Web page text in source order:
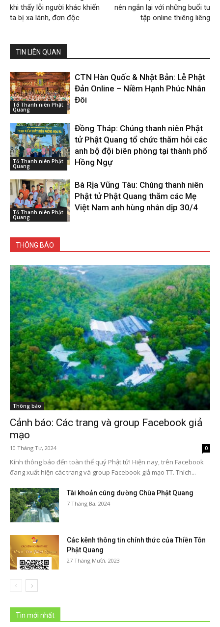
khi thấy lỗi người khác khiến
ta bị xa lánh, đơn độc
nên ngắn lại với những buổi tu
tập online thiêng liêng
TIN LIÊN QUAN
Tổ Thanh niên Phật
Quang
CTN Hàn Quốc & Nhật Bản: Lễ Phật
Đản Online – Niềm Hạnh Phúc Nhân
Đôi
Tổ Thanh niên Phật
Quang
Đồng Tháp: Chúng thanh niên Phật
tử Phật Quang tổ chức thăm hỏi các
anh bộ đội biên phòng tại thành phố
Hồng Ngự
Tổ Thanh niên Phật
Quang
Bà Rịa Vũng Tàu: Chúng thanh niên
Phật tử Phật Quang thăm các Mẹ
Việt Nam anh hùng nhân dịp 30/4
THÔNG BÁO
Thông báo
Cảnh báo: Các trang và group Facebook giả
mạo
10 Tháng Tư, 2024 0
Kính thông báo đến toàn thể quý Phật tử! Hiện nay, trên Facebook
đang xuất hiện các trang và group Facebook giả mạo TT. Thích...
Tài khoản cúng dường Chùa Phật Quang
7 Tháng Ba, 2024
Các kênh thông tin chính thức của Thiền Tôn
Phật Quang
27 Tháng Mười, 2023
Tin mới nhất